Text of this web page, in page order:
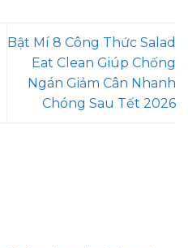
Bật Mí 8 Công Thức Salad
Eat Clean Giúp Chống
Ngán Giảm Cân Nhanh
Chóng Sau Tết 2026